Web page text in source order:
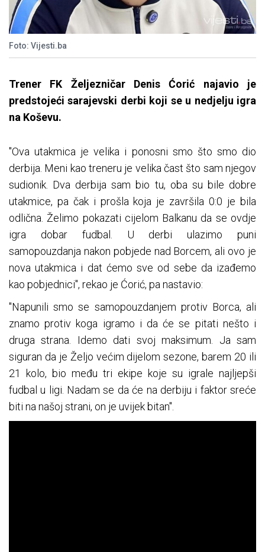
Foto: Vijesti.ba
Trener FK Željezničar Denis Ćorić najavio je
predstojeći sarajevski derbi koji se u nedjelju igra
na Koševu.
"Ova utakmica je velika i ponosni smo što smo dio
derbija. Meni kao treneru je velika čast što sam njegov
sudionik. Dva derbija sam bio tu, oba su bile dobre
utakmice, pa čak i prošla koja je završila 0:0 je bila
odlična. Želimo pokazati cijelom Balkanu da se ovdje
igra dobar fudbal. U derbi ulazimo puni
samopouzdanja nakon pobjede nad Borcem, ali ovo je
nova utakmica i dat ćemo sve od sebe da izađemo
kao pobjednici", rekao je Ćorić, pa nastavio:
"Napunili smo se samopouzdanjem protiv Borca, ali
znamo protiv koga igramo i da će se pitati nešto i
druga strana. Idemo dati svoj maksimum. Ja sam
siguran da je Željo većim dijelom sezone, barem 20 ili
21 kolo, bio među tri ekipe koje su igrale najljepši
fudbal u ligi. Nadam se da će na derbiju i faktor sreće
biti na našoj strani, on je uvijek bitan".